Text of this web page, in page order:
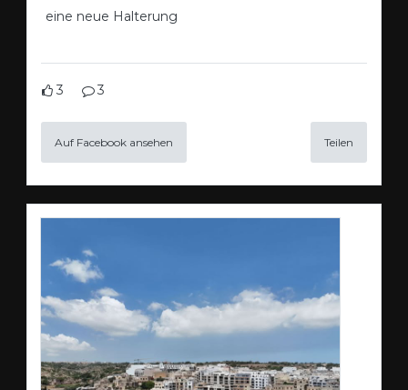
eine neue Halterung
3 3
Auf Facebook ansehen Teilen